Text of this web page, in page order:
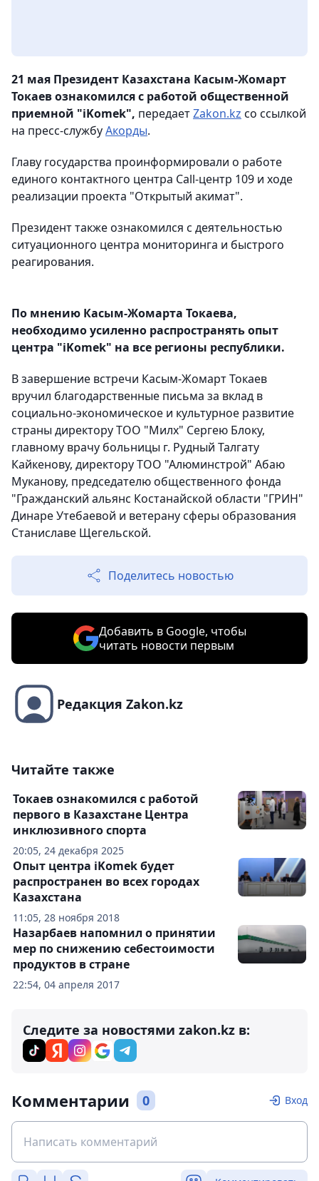
21 мая Президент Казахстана Касым-Жомарт
Токаев ознакомился с работой общественной
приемной "iKomek", передаетZakon.kz со ссылкой
на пресс-службуАкорды.
Главу государства проинформировали о работе
единого контактного центра Call-центр 109 и ходе
реализации проекта "Открытый акимат".
Президент также ознакомился с деятельностью
ситуационного центра мониторинга и быстрого
реагирования.
По мнению Касым-Жомарта Токаева,
необxодимо усиленно распространять опыт
центра "iKomek" на все регионы республики.
В завершение встречи Касым-Жомарт Токаев
вручил благодарственные письма за вклад в
социально-экономическое и культурное развитие
страны директору ТОО "Милx" Сергею Блоку,
главному врачу больницы г. Рудный Талгату
Кайкенову, директору ТОО "Алюминстрой" Абаю
Муканову, председателю общественного фонда
"Гражданский альянс Костанайской области "ГРИН"
Динаре Утебаевой и ветерану сферы образования
Станиславе Щегельской.
Поделитесь новостью
Добавить в Google, чтобы
читать новости первым
Редакция Zakon.kz
Читайте также
20:05, 24 декабря 2025
Токаев ознакомился с работой
первого в Казахстане Центра
инклюзивного спорта
11:05, 28 ноября 2018
Опыт центра iKomek будет
распространен во всех городах
Казахстана
22:54, 04 апреля 2017
Назарбаев напомнил о принятии
мер по снижению себестоимости
продуктов в стране
Следите за новостями zakon.kz в:
Комментарии 0 Вход